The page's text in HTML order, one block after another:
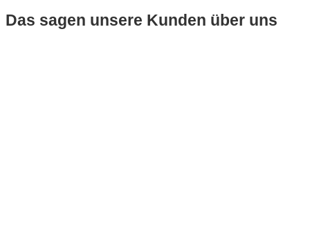
Das sagen unsere Kunden über uns